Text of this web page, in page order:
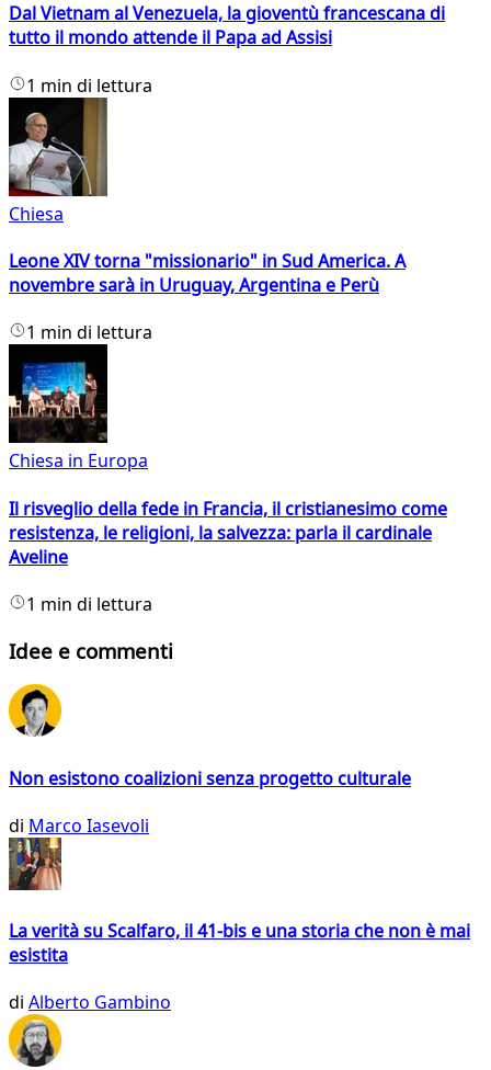
Dal Vietnam al Venezuela, la gioventù francescana di
tutto il mondo attende il Papa ad Assisi
1 min di lettura
Chiesa
Leone XIV torna "missionario" in Sud America. A
novembre sarà in Uruguay, Argentina e Perù
1 min di lettura
Chiesa in Europa
Il risveglio della fede in Francia, il cristianesimo come
resistenza, le religioni, la salvezza: parla il cardinale
Aveline
1 min di lettura
Idee e commenti
Non esistono coalizioni senza progetto culturale
di Marco Iasevoli
La verità su Scalfaro, il 41-bis e una storia che non è mai
esistita
di Alberto Gambino